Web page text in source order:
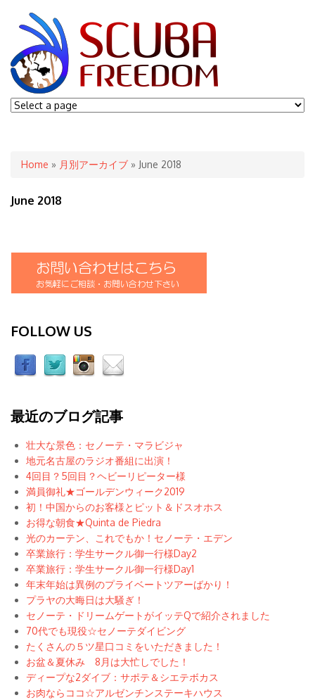
You are here
Home » 月別アーカイブ » June 2018
June 2018
FOLLOW US
最近のブログ記事
壮大な景色：セノーテ・マラビジャ
地元名古屋のラジオ番組に出演！
4回目？5回目？ヘビーリピーター様
満員御礼★ゴールデンウィーク2019
初！中国からのお客様とピット＆ドスオホス
お得な朝食★Quinta de Piedra
光のカーテン、これでもか！セノーテ・エデン
卒業旅行：学生サークル御一行様Day2
卒業旅行：学生サークル御一行様Day1
年末年始は異例のプライベートツアーばかり！
プラヤの大晦日は大騒ぎ！
セノーテ・ドリームゲートがイッテQで紹介されました
70代でも現役☆セノーテダイビング
たくさんの５ツ星口コミをいただきました！
お盆＆夏休み 8月は大忙しでした！
ディープな2ダイブ：サポテ＆シエテボカス
お肉ならココ☆アルゼンチンステーキハウス